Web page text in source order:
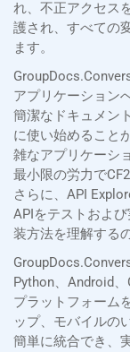
れ、不正アクセス
護され、すべての
ます。
アプリケーション
簡潔なドキュメン
に使い始めること
雑なアプリケーシ
最小限の労力で
さらに、API
APIをテストおよ
装方法を理解する
Python、Android
プラットフォーム
ップ、モバイルの
簡単に統合でき、